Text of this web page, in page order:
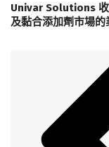
Univar Solutions 收
及黏合添加劑市場的